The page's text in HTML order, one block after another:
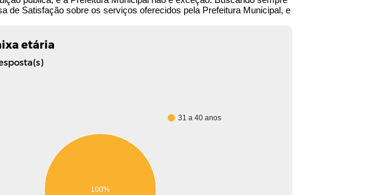
de Satisfação sobre os serviços oferecidos pela Prefeitura Municipal, e
etária
31 a 40 anos
100%